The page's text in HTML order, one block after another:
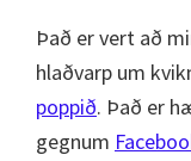
Það er vert að
hlaðvarp um
poppið. Það er
gegnum